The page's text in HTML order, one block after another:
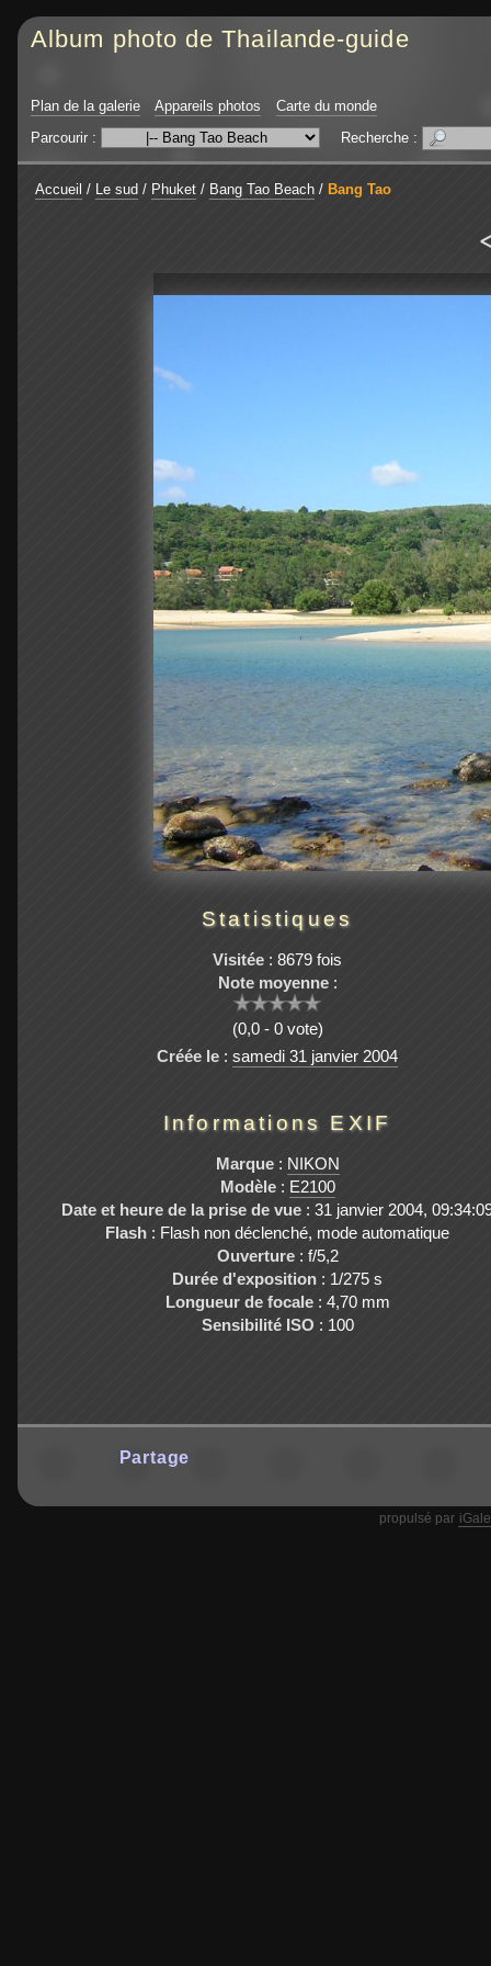
Album photo de Thailande-guide
Plan de la galerie Appareils photos
Carte du monde
Parcourir :
Recherche :
Accueil / Le sud / Phuket / Bang Tao Beach / Bang Tao
Statistiques
Visitée : 8679 fois
Note moyenne:
(0,0 - 0 vote)
Créée le : samedi 31 janvier 2004
Informations EXIF
Marque: NIKON
Modèle: E2100
Date et heure de la prise de vue : 31 janvier 2004,
Flash : Flash non déclenché, mode automatique
Ouverture: f/5,2
Durée d'exposition : 1/275 s
Longueur de focale: 4,70 mm
Sensibilité ISO : 100
Partage
propulsé par